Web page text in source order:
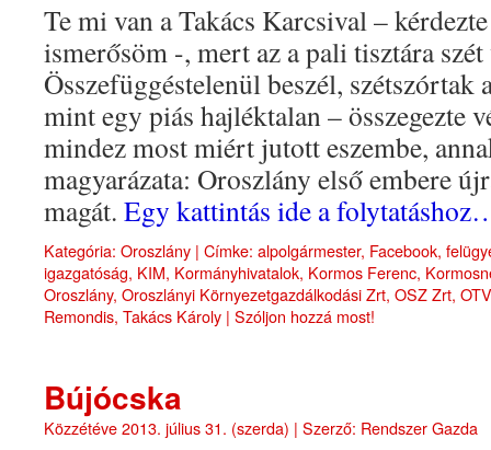
Te mi van a Takács Karcsival –
ismerősöm -, mert az a pali tisztára szét
Összefüggéstelenül beszél, szétszórtak
mint egy piás hajléktalan – összegezte
mindez most miért jutott eszembe,
magyarázata: Oroszlány első embere
magát. Egy kattintás ide a
Kategória: Oroszlány | Címke: alpolgármester, Facebook,
igazgatóság, KIM, Kormányhivatalok, Kormos Ferenc,
Oroszlány, Oroszlányi Környezetgazdálkodási Zrt, OSZ Zrt, OTV
Remondis, Takács Károly | Szóljon hozzá most!
Bújócska
Közzétéve2013. július 31. (szerda) | Szerző: Rendszer Gazda